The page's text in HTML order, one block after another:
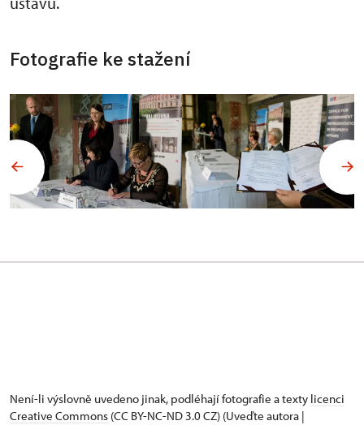
Fotografie ke stažení
Není-li výslovně uvedeno jinak, podléhají fotografie a texty licenci
Creative Commons (CC BY-NC-ND 3.0 CZ) (Uveďte autora |